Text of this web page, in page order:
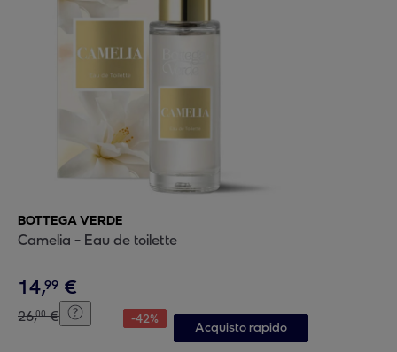
BOTTEGA VERDE
Camelia - Eau de toilette
14,99 €
26,00 € -42%
Acquisto rapido